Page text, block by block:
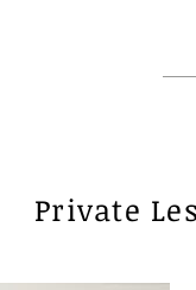
Private